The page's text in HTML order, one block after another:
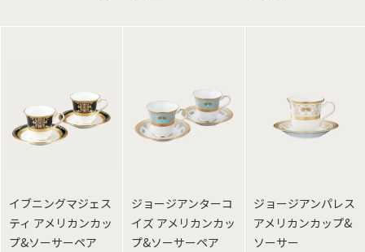
イブニングマジェス
ティ アメリカンカッ
プ&ソーサーペア
ジョージアンターコ
イズ アメリカンカッ
プ&ソーサーペア
ジョージアンパレス
アメリカンカップ&
ソーサー